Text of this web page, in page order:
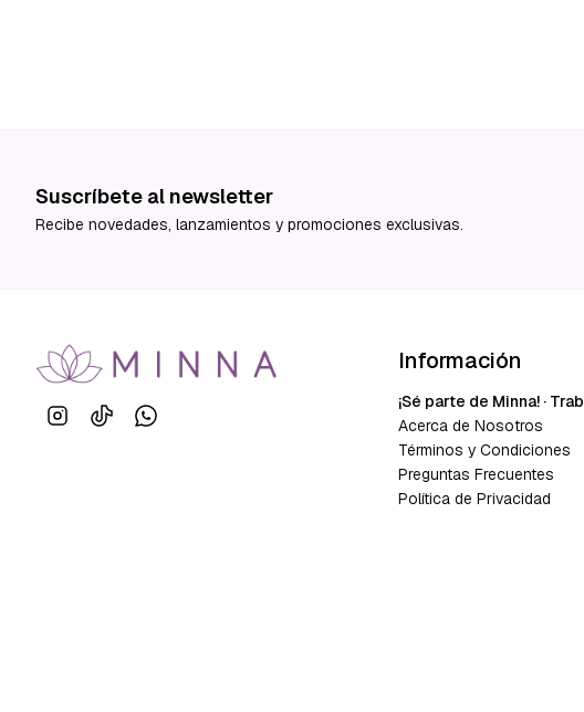
Suscríbete al newsletter
Recibe novedades, lanzamientos y promociones exclusivas.
Información
¡Sé parte de Minna! ·
Acerca de Nosotros
Términos y Condiciones
Preguntas Frecuentes
Política de Privacidad